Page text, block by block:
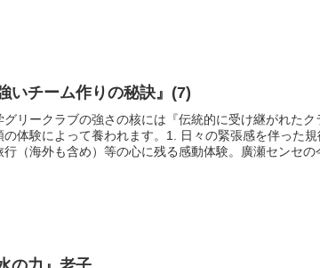
強いチーム作りの秘訣』(7)
グリークラブの強さの核には『伝統的に受け継がれた
の体験によって養われます。1. 日々の緊張感を伴った
行（海外も含め）等の心に残る感動体験。廣瀬センセの